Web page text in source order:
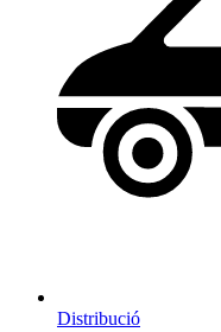
Distribució